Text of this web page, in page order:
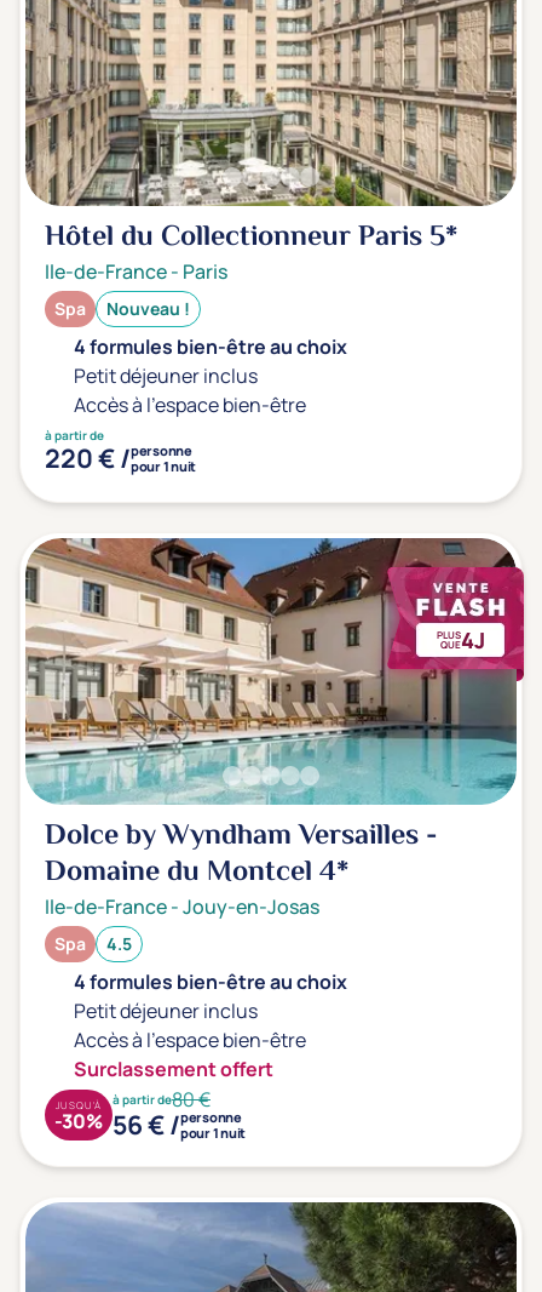
Hôtel du Collectionneur Paris5*
Ile-de-France- Paris
Spa Nouveau !
4 formules bien-être au choix
Petit déjeuner inclus
Accès à l'espace bien-être
à partir de
220 € /personne
pour 1 nuit
PLUS
QUE4J
Dolce by Wyndham Versailles -
Domaine du Montcel4*
Ile-de-France-Jouy-en-Josas
Spa 4.5
4 formules bien-être au choix
Petit déjeuner inclus
Accès à l'espace bien-être
Surclassement offert
à partir de80 €
56 € /personne
pour 1 nuit
JUSQU'À
-30%